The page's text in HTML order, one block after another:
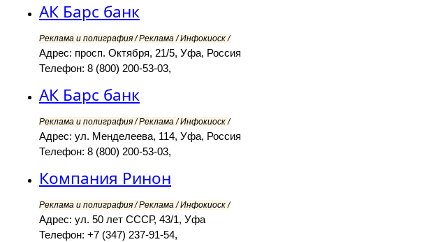
АК Барс банк
Реклама и полиграфия / Реклама / Инфокиоск /
Адрес: просп. Октября, 21/5, Уфа, Россия
Телефон: 8 (800) 200-53-03,
АК Барс банк
Реклама и полиграфия / Реклама / Инфокиоск /
Адрес: ул. Менделеева, 114, Уфа, Россия
Телефон: 8 (800) 200-53-03,
Компания Ринон
Реклама и полиграфия / Реклама / Инфокиоск /
Адрес: ул. 50 лет СССР, 43/1, Уфа
Телефон: +7 (347) 237-91-54,